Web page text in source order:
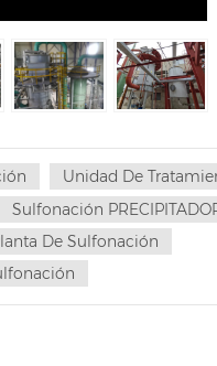
Unidad De
Sulfonación
De Sulfonación